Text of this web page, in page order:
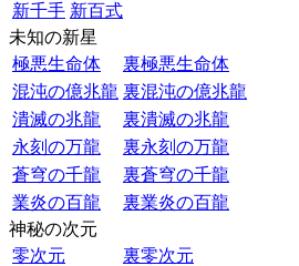
新千手 新百式
未知の新星
極悪生命体
裏極悪生命体
混沌の億兆龍 裏混沌の億兆龍
潰滅の兆龍
裏潰滅の兆龍
永刻の万龍
裏永刻の万龍
蒼穹の千龍
裏蒼穹の千龍
業炎の百龍
裏業炎の百龍
神秘の次元
零次元
裏零次元